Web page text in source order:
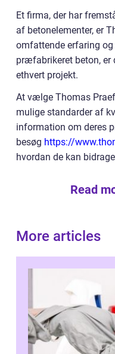
Et firma, der har
af betonelementer, er
omfattende erfaring
præfabrikeret beton, er
ethvert projekt.
At vælge Thomas
mulige standarder af
information om deres
besøg https://
hvordan de kan
Read
More articles